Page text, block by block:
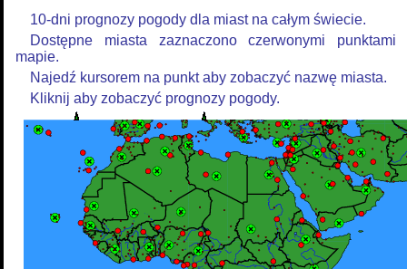
10-dni prognozy pogody dla miast na całym świecie.
Dostępne miasta zaznaczono czerwonymi punktami
mapie.
Najedź kursorem na punkt aby zobaczyć nazwę miasta.
Kliknij aby zobaczyć prognozy pogody.